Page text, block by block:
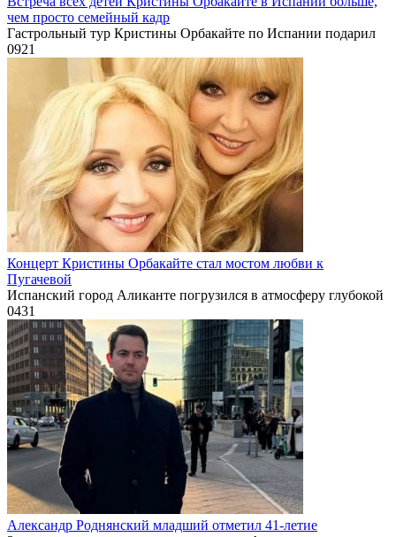
чем просто семейный кадр
Гастрольный тур Кристины Орбакайте по Испании подарил
0921
Концерт Кристины Орбакайте стал мостом любви к
Пугачевой
Испанский город Аликанте погрузился в атмосферу глубокой
0431
Александр Роднянский младший отметил 41-летие